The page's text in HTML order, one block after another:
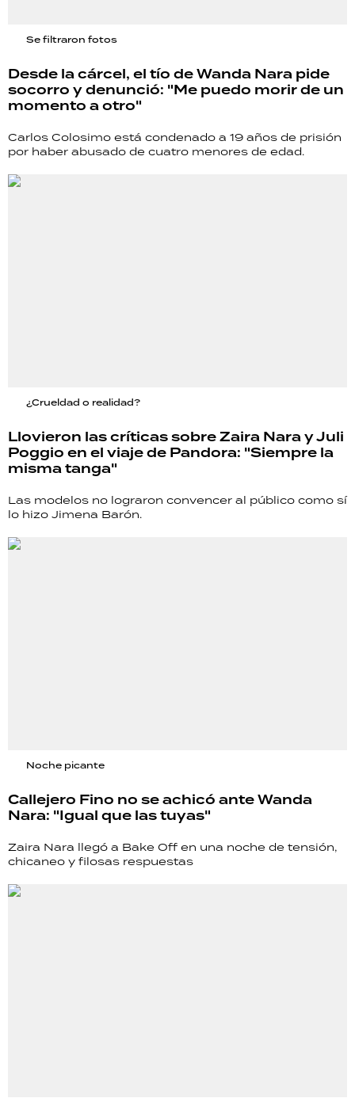
Se filtraron fotos
Desde la cárcel, el tío de Wanda Nara pide
socorro y denunció: "Me puedo morir de un
momento a otro"
Carlos Colosimo está condenado a 19 años de prisión
por haber abusado de cuatro menores de edad.
¿Crueldad o realidad?
Llovieron las críticas sobre Zaira Nara y Juli
Poggio en el viaje de Pandora: "Siempre la
misma tanga"
Las modelos no lograron convencer al público como sí
lo hizo Jimena Barón.
Noche picante
Callejero Fino no se achicó ante Wanda
Nara: "Igual que las tuyas"
Zaira Nara llegó a Bake Off en una noche de tensión,
chicaneo y filosas respuestas